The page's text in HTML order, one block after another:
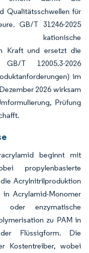
Qualitätsschwellen für
GB/T 31246-2025
kationische
Kraft und ersetzt die
T 12005.3-2026
im
2026 wirksam
Prüfung
beginnt mit
propylenbasierte
Acrylnitrilproduktion
Acrylamid-Monomer
oder enzymatische
zu PAM in
Flüssigform. Die
Kostentreiber, wobei